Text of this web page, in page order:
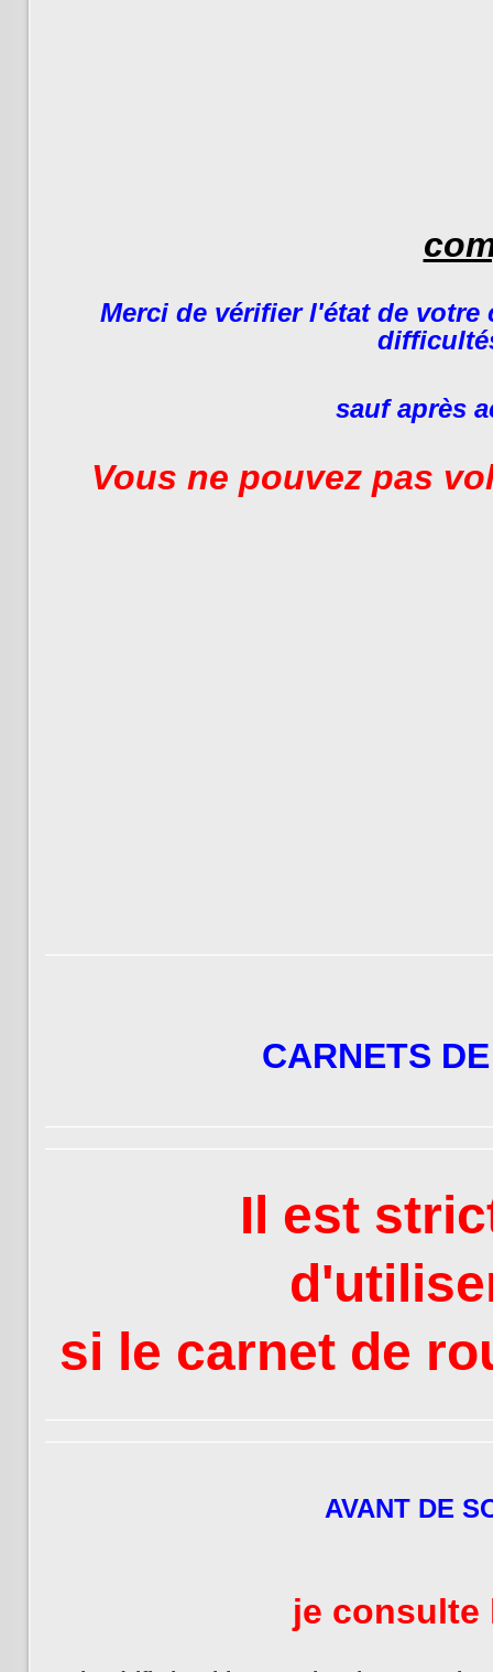
Merci de vérifier l'état de
sauf après
Vous ne pouvez pas
CARNETS
Il est
si le carnet de
AVANT DE
je consulte